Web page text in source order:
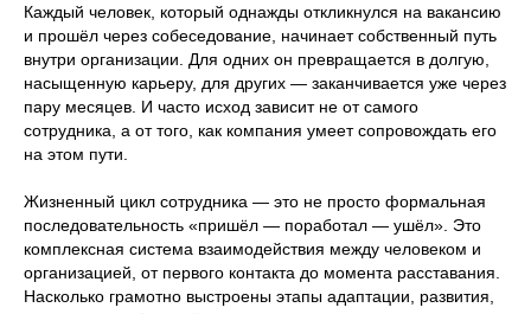
Каждый человек, который однажды откликнулся на вакансию
и прошёл через собеседование, начинает собственный путь
внутри организации. Для одних он превращается в долгую,
насыщенную карьеру, для других — заканчивается уже через
пару месяцев. И часто исход зависит не от самого
сотрудника, а от того, как компания умеет сопровождать его
на этом пути.
Жизненный цикл сотрудника — это не просто формальная
последовательность «пришёл — поработал — ушёл». Это
комплексная система взаимодействия между человеком и
организацией, от первого контакта до момента расставания.
Насколько грамотно выстроены этапы адаптации, развития,